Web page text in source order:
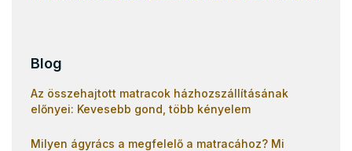
Blog
Az összehajtott matracok házhozszállításának
előnyei: Kevesebb gond, több kényelem
Milyen ágyrács a megfelelő a matracához? Mi